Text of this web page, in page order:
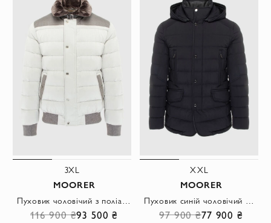
3XL
MOORER
116 900 ₴93 500 ₴
XXL
MOORER
97 900 ₴77 900 ₴